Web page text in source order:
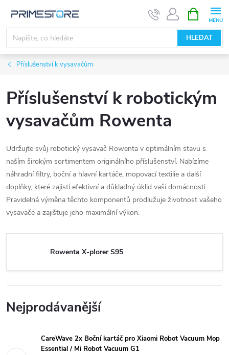
obsah
HLEDAT
NÁKUPNÍ
KOŠÍK
Příslušenství k vysavačům
Příslušenství k robotickým
vysavačům Rowenta
Udržujte svůj robotický vysavač Rowenta v optimálním stavu s
naším širokým sortimentem originálního příslušenství. Nabízíme
náhradní filtry, boční a hlavní kartáče, mopovací textilie a další
doplňky, které zajistí efektivní a důkladný úklid vaší domácnosti.
Pravidelná výměna těchto komponentů prodlužuje životnost vašeho
vysavače a zajišťuje jeho maximální výkon.
Rowenta X-plorer S95
Nejprodávanější
CareWave 2x Boční kartáč pro Xiaomi Robot Vacuum Mop
Essential / Mi Robot Vacuum G1